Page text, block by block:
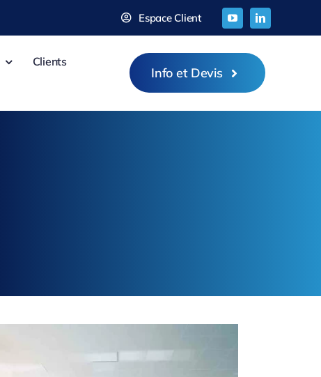
Espace Client
Clients
Info et Devis